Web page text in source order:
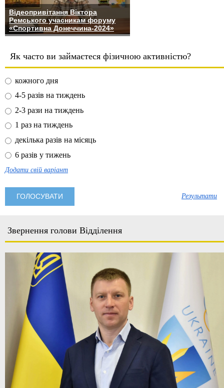
Відеопривітання Віктора
Ремського учасникам форуму
«Спортивна Донеччина-2024»
Як часто ви займаєтеся фізичною активністю?
кожного дня
4-5 разів на тиждень
2-3 рази на тиждень
1 раз на тиждень
декілька разів на місяць
6 разів у тижень
Додати свій варіант
Результати
Звернення голови Відділення